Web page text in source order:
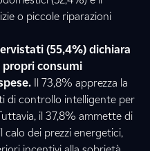
o piccole riparazioni
(55,4%) dichiara
consumi
Il 73,8% apprezza la
di controllo intelligente per
il 37,8% ammette di
calo dei prezzi energetici,